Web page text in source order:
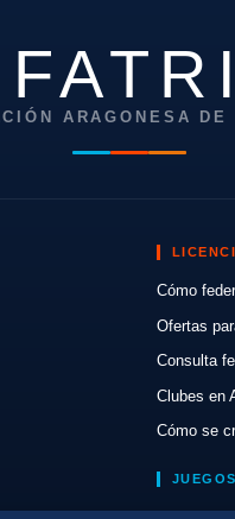
FATRI
ARAGONESA DE
Cómo
Ofertas
Consulta
Clubes en
Cómo se